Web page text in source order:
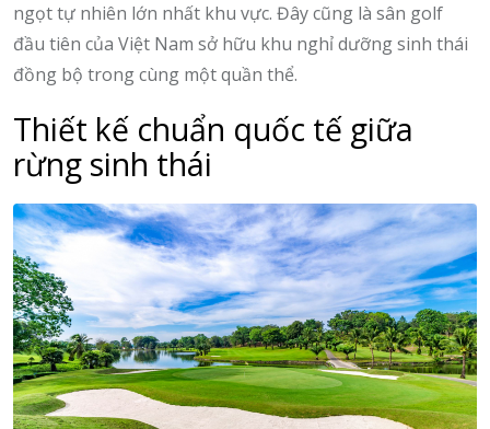
ngọt tự nhiên lớn nhất khu vực. Đây cũng là sân golf
đầu tiên của Việt Nam sở hữu khu nghỉ dưỡng sinh thái
đồng bộ trong cùng một quần thể.
Thiết kế chuẩn quốc tế giữa
rừng sinh thái